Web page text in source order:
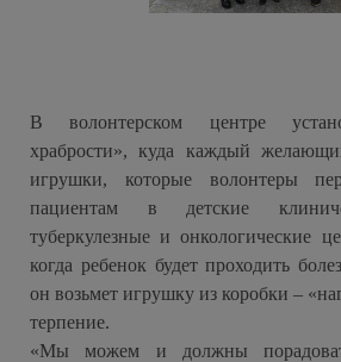
В волонтерском центре
храбрости», куда каждый
игрушки, которые волонтеры
пациентам в детские
туберкулезные и онкологические
когда ребенок будет проходить
он возьмет игрушку из коробки –
терпение.
«Мы можем и должны